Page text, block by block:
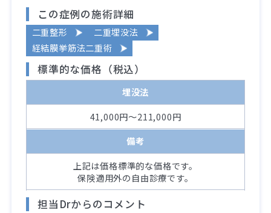
この症例の施術詳細
二重整形
二重埋没法
経結膜挙筋法二重術
標準的な価格（税込）
埋没法
41,000円～211,000円
備考
上記は価格標準的な価格です。
保険適用外の自由診療です。
担当Drからのコメント